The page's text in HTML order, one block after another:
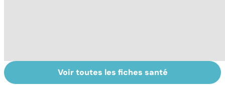
Tout savoir sur
Inflammation des
Voir toutes les fiches santé